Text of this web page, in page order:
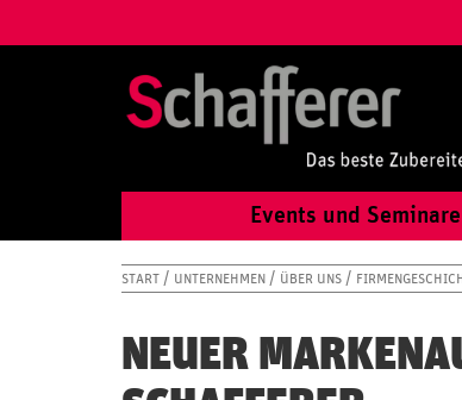
Events und Seminare
START UNTERNEHMEN ÜBER UNS
NEUER